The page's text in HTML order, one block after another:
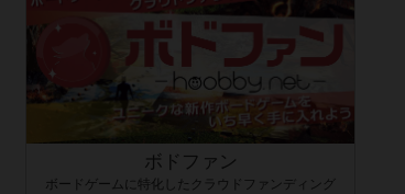
ボドファン
ボードゲームに特化したクラウドファンディング